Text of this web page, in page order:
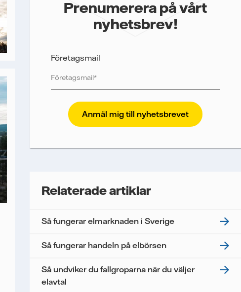
Prenumerera på vårt
nyhetsbrev!
Företagsmail
Vattenfall skyddar och respekterar din integritet.
För att Vattenfalls storföretagsförsäljning ska
kunna skicka nyhetsbrevet till dig, behöver vi dina
mäta och analysera deras prestanda, inklusive
delas med tredje part, och du kan när som helst
Vattenfall behandlar dina personuppgifter.
Jag samtycker till att Vattenfall behandlar mina
nyhetsbrevet.*
Relaterade artiklar
Så fungerar elmarknaden i Sverige
Så fungerar handeln på elbörsen
Så undviker du fallgroparna när du väljer
elavtal